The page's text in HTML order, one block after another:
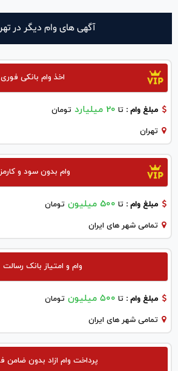
آگهی های وام دیگر در
اخذ وام بانکی فوری
مبلغ وام : تا 20 میلیارد تومان
تهران
وام بدون سود و
مبلغ وام : تا 500 میلیون تومان
تمامی شهر های ایران
وام و امتیاز بانک رسالت
مبلغ وام : تا ۵۰۰ میلیون تومان
تمامی شهر های ایران
پرداخت وام ازاد بدون ضامن